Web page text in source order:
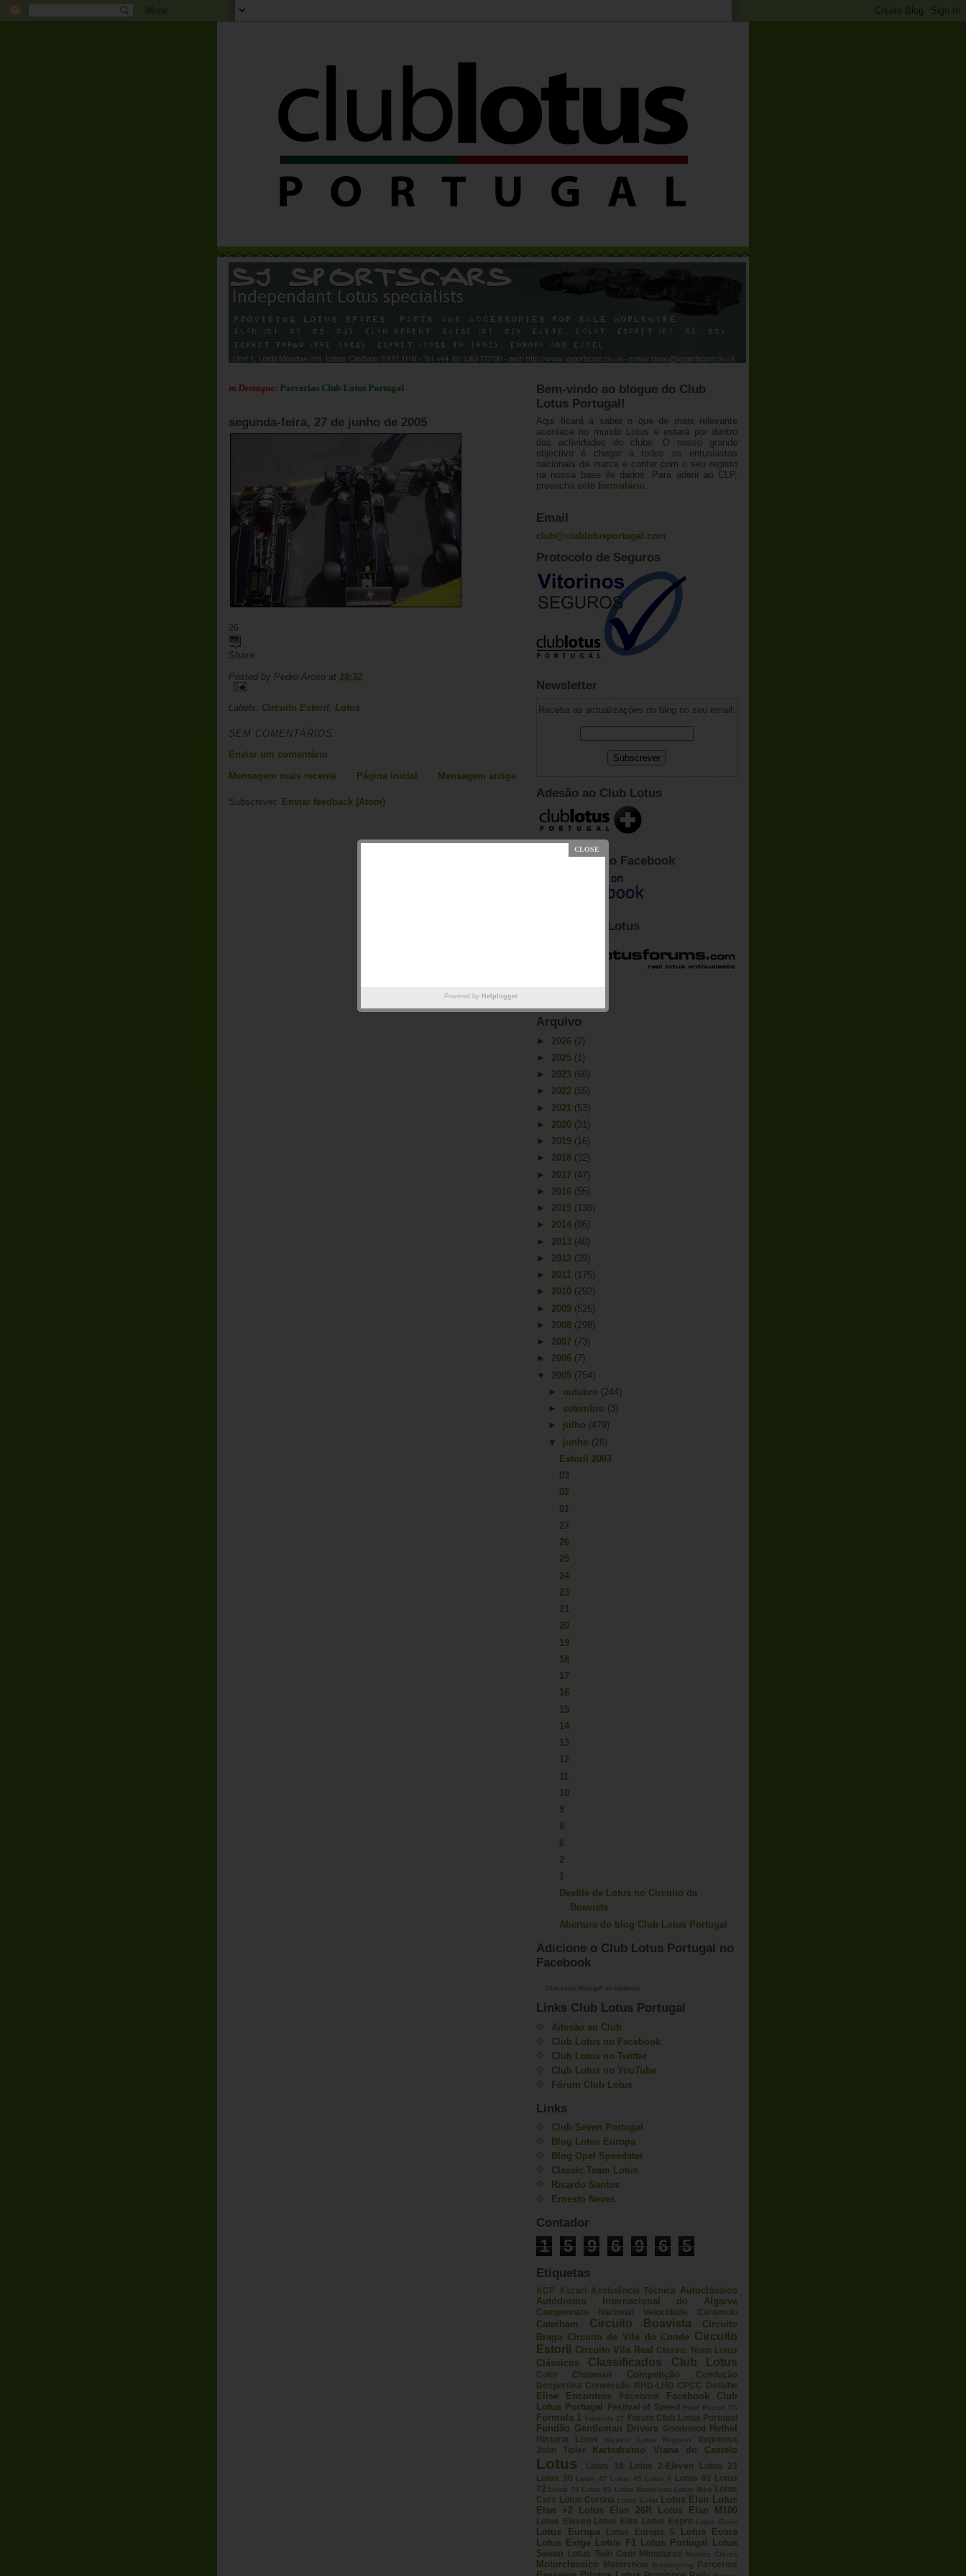
Em Destaque:Parcerias Club Lotus Portugal
segunda-feira, 27 de junho de 2005
26
Share
Posted by Pedro Aroso at 18:32
Labels: Circuito Estoril Lotus
SEM COMENTÁRIOS:
Enviar um comentário
Mensagem mais recente
Mensagem antiga
Página inicial
Subscrever: Enviar feedback (Atom)
Bem-vindo ao blogue do Club
Lotus Portugal!
Aqui ficará a saber o que de mais relevante
acontece no mundo Lotus e estará por dentro
das actividades do clube. O nosso grande
objectivo é chegar a todos os entusiastas
nacionais da marca e contar com o seu registo
na nossa base de dados. Para aderir ao CLP,
preencha este formulário.
Email
club@clublotusportugal.com
Powered by Helplogger
Protocolo de Seguros
Newsletter
Receba as actualizações do blog no seu email:
Adesão ao Club Lotus
Club Lotus no Facebook
Fórum Club Lotus
Arquivo
► 2026 (2)
► 2025 (1)
► 2023 (66)
► 2022 (55)
► 2021 (53)
► 2020 (31)
► 2019 (16)
► 2018 (32)
► 2017 (47)
► 2016 (55)
► 2015 (138)
► 2014 (86)
► 2013 (40)
► 2012 (39)
► 2011 (175)
► 2010 (292)
► 2009 (526)
► 2008 (298)
► 2007 (73)
► 2006 (7)
▼ 2005 (754)
► outubro (244)
► setembro (3)
► julho (479)
▼ junho (28)
Estoril 2003
03
02
01
27
26
25
24
23
21
20
19
18
17
16
15
14
13
12
11
10
9
8
6
2
1
Desfile de Lotus no Circuito da
Boavista
Abertura do blog Club Lotus Portugal
Adicione o Club Lotus Portugal no
Facebook
"Club Lotus Portugal" on Facebook
Links Club Lotus Portugal
Adesão ao Club
Club Lotus no Facebook
Club Lotus no Twitter
Club Lotus no YouTube
Fórum Club Lotus
Links
Club Seven Portugal
Blog Lotus Europa
Blog Opel Speedster
Classic Team Lotus
Ricardo Santos
Ernesto Neves
Contador
1 5 9 6 9 6 5
Etiquetas
ACP Ascari Assistência Técnica
Autoclássico
Autódromo Internacional do Algarve
Campeonato Nacional Velocidade Caramulo
Caterham Circuito Boavista
Circuito
Braga Circuito de Vila do Conde Circuito
Estoril
Circuito Vila Real Classic Team Lotus
Clássicos Classificados Club Lotus
Colin Chapman Competição
Condução
Desportiva Conversão RHD-LHD CPCC Detalhe
Elise Encontros Facebook
Facebook Club
Lotus Portugal
Festival of Speed Ford Escort TC
Formula 1 Formula 27 Forum Club Lotus Portugal
Fundão Gentleman Drivers Goodwood Hethel
Historia Lotus Historic Lotus Register
Imprensa
John Tipler
Kartodromo Viana do Castelo
Lotus Lotus 18 Lotus 2-Eleven
Lotus 23
Lotus 30 Lotus 47 Lotus 49 Lotus 6 Lotus 61 Lotus
72 Lotus 78 Lotus 91 Lotus Barcelona Lotus Bike Lotus
Cars Lotus Cortina Lotus Eclat Lotus Elan Lotus
Elan +2
Lotus Elan 26R Lotus Elan M100
Lotus Eleven Lotus Elite Lotus Esprit Lotus Etere
Lotus Europa Lotus Europa S
Lotus Evora
Lotus Exige Lotus F1 Lotus Portugal
Lotus
Seven
Lotus Twin Cam Miniaturas Montes Claros
Motorclassico Motorshow Nurburgring Parcerias